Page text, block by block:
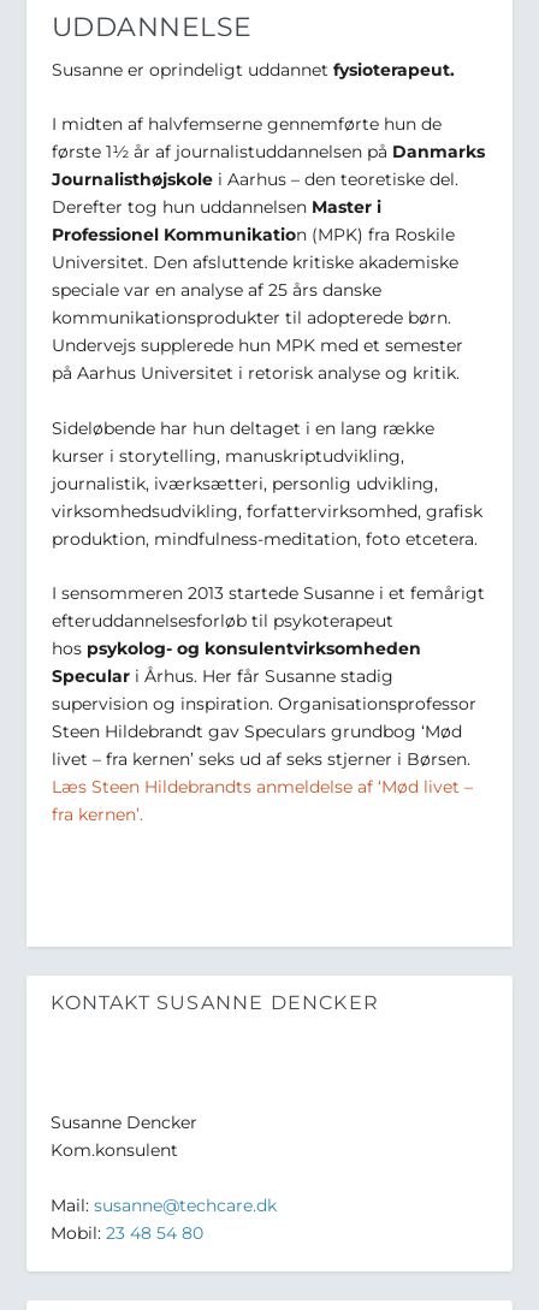
UDDANNELSE
Susanne er oprindeligt uddannet fysioterapeut.
I midten af halvfemserne gennemførte hun de
første 1½ år af journalistuddannelsen på Danmarks
Journalisthøjskolei Aarhus – den teoretiske del.
Derefter tog hun uddannelsen Master i
Professionel Kommunikation (MPK) fra Roskile
Universitet. Den afsluttende kritiske akademiske
speciale var en analyse af 25 års danske
kommunikationsprodukter til adopterede børn.
Undervejs supplerede hun MPK med et semester
på Aarhus Universitet i retorisk analyse og kritik.
Sideløbende har hun deltaget i en lang række
kurser i storytelling, manuskriptudvikling,
journalistik, iværksætteri, personlig udvikling,
virksomhedsudvikling, forfattervirksomhed, grafisk
produktion, mindfulness-meditation, foto etcetera.
I sensommeren 2013 startede Susanne i et femårigt
efteruddannelsesforløb til psykoterapeut
hospsykolog- og konsulentvirksomheden
Speculari Århus. Her får Susanne stadig
supervision og inspiration. Organisationsprofessor
Steen Hildebrandt gav Speculars grundbog ‘Mød
livet – fra kernen’ seks ud af seks stjerner i Børsen.
Læs Steen Hildebrandts anmeldelse af ‘Mød livet –
fra kernen’.
KONTAKT SUSANNE DENCKER
Susanne Dencker
Kom.konsulent
Mail: susanne@techcare.dk
Mobil: 23 48 54 80